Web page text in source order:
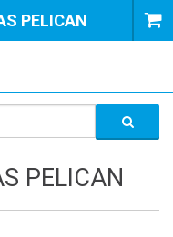
PELICAN
PELICAN